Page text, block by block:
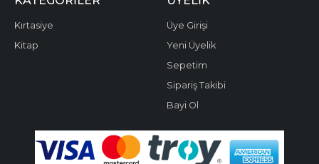
Kırtasiye
Kitap
Üye Girişi
Yeni Üyelik
Sepetim
Sipariş Takibi
Bayi Ol